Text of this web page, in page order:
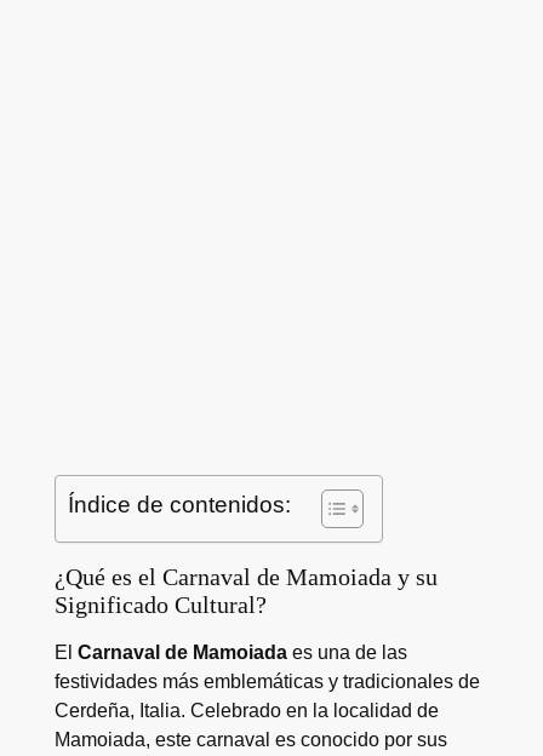
Índice de contenidos:
¿Qué es el Carnaval de Mamoiada y su
Significado Cultural?
El Carnaval de Mamoiadaes una de las
festividades más emblemáticas y tradicionales de
Cerdeña, Italia. Celebrado en la localidad de
Mamoiada, este carnaval es conocido por sus